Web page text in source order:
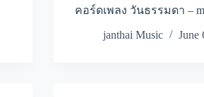
คอร์ดเพลง วันธรรมดา –
janthai Music June